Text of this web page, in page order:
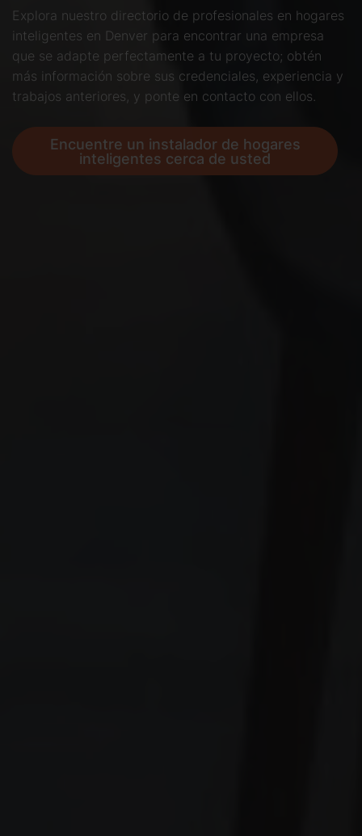
Explora nuestro directorio de profesionales en hogares
inteligentes en Denver para encontrar una empresa
que se adapte perfectamente a tu proyecto; obtén
más información sobre sus credenciales, experiencia y
trabajos anteriores, y ponte en contacto con ellos.
Encuentre un instalador de hogares
inteligentes cerca de usted